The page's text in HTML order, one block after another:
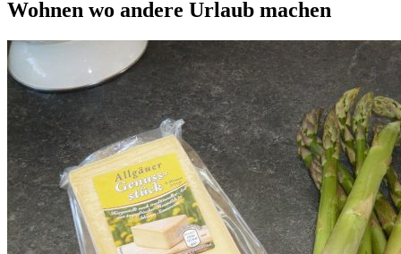
Wohnen wo andere Urlaub machen